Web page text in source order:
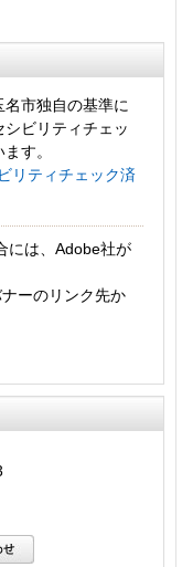
名市独自の基準に
ビリティチェッ
す。
リティチェック済
には、Adobe社が
ーのリンク先か